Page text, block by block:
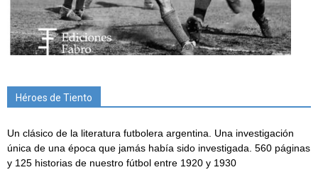
Héroes de Tiento
Un clásico de la literatura futbolera argentina. Una investigación
única de una época que jamás había sido investigada. 560 páginas
y 125 historias de nuestro fútbol entre 1920 y 1930